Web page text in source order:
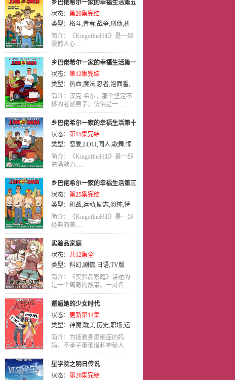
乡巴佬希尔一家的幸福生活第五
季
状态： 第20集完结
类型： 格斗,青春,战争,刑侦,机
械,剧情 英语,动画,喜剧
简介：《KingoftheHill》是一部
震撼人心.....
乡巴佬希尔一家的幸福生活第一
季
状态： 第12集完结
类型： 热血,魔法,忍者,泡面番,
玄幻,剧情,英语,动画,喜剧
简介：汉克·希尔，那个坚定不
移的老派男子，仿佛是一.....
乡巴佬希尔一家的幸福生活第十
季
状态： 第15集完结
类型： 恋爱,LOLI, 同人,歌舞,惊
悚,剧情 英语,动画,喜剧
简介：《KingoftheHill》是一部
充满魅力.....
乡巴佬希尔一家的幸福生活第三
季
状态： 第25集完结
类型： 机战,运动,励志,恐怖,特
摄,剧情 英语,动画,喜剧
简介：《KingoftheHill》是一部
经典的美.....
实验品家庭
状态： 共12集全
类型： 科幻,剧情, 日语,TV版
简介：《实验品家庭》讲述的
是一个离奇的故事。一对名.....
邂逅她的少女时代
状态： 更新第14集
类型： 神魔,耽美,历史,职场,运
动,励志,格斗,后宫,推理,歌舞
悚 ,职业,热血,百合,冒险,萝莉
育,战争,治愈,青春,神话,艺
术,LOLI,动作,恐怖
少年爱 ,奇幻,喜剧,轻松
简介：为拯救身患绝症的妈
妈，不孝子董璀璨和神秘人
签.....
星学院之明日传说
状态： 第26集完结